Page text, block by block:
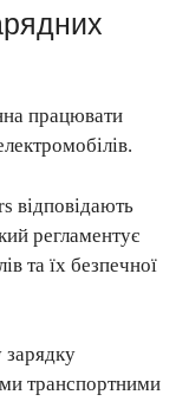
працювати
відповідають
регламентує
та їх безпечної
зарядку
транспортними